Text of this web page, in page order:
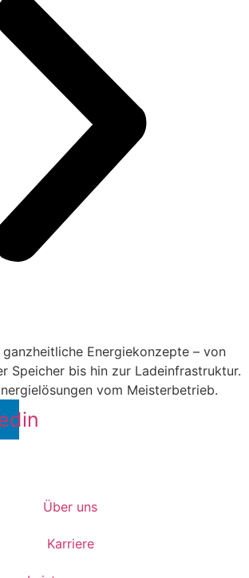
Energiekonzepte – von
Speicher bis hin zur Ladeinfrastruktur.
vom Meisterbetrieb.
Über uns
Karriere